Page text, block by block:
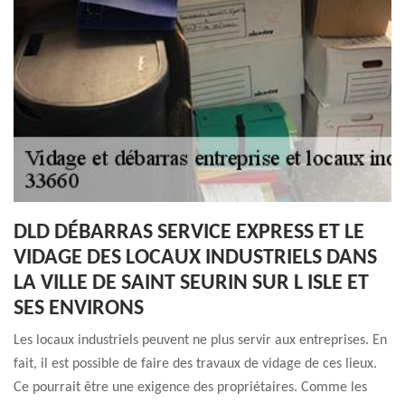
DLD DÉBARRAS SERVICE EXPRESS ET LE
VIDAGE DES LOCAUX INDUSTRIELS DANS
LA VILLE DE SAINT SEURIN SUR L ISLE ET
SES ENVIRONS
Les locaux industriels peuvent ne plus servir aux entreprises. En
fait, il est possible de faire des travaux de vidage de ces lieux.
Ce pourrait être une exigence des propriétaires. Comme les